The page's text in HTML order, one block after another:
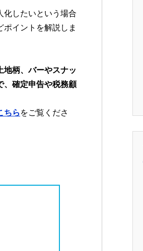
化したいという場合
イントを解説しま
地柄、バーやスナッ
、確定申告や税務顧
ちら をご覧くださ